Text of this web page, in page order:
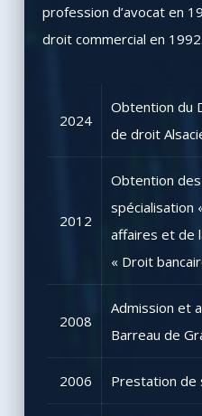
profession d’avocat en
droit commercial en 1992.
2024
Obtention du
de droit
2012
Obtention
spécialisation
affaires et de
« Droit
2008
Admission et
Barreau de
2006 Prestation de